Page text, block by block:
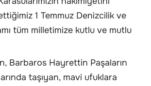
1 Temmuz Denizcilik ve
tüm milletimize kutlu ve mutlu
Barbaros Hayrettin Paşaların
taşıyan, mavi ufuklara